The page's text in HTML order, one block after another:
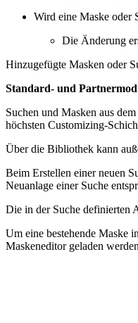
Wird eine Maske oder
Die Änderung
Hinzugefügte Masken oder
Standard- und
Suchen und Masken aus
höchsten Customizing-
Über die Bibliothek kann
Beim Erstellen einer neuen
Neuanlage einer Suche
Die in der Suche definierten
Um eine bestehende Maske
Maskeneditor geladen